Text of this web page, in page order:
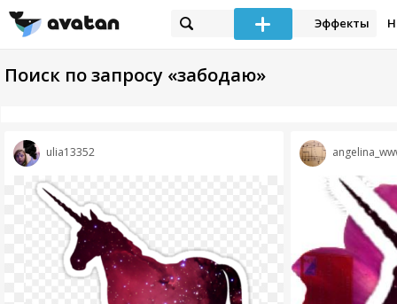
Эффекты
Поиск по запросу «забодаю»
ulia13352